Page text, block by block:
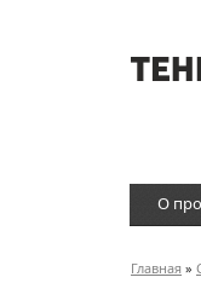
О
Главная »